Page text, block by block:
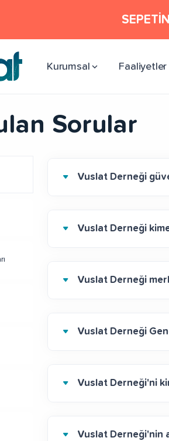
Kurumsal Faaliyetler
Sorular
Vuslat Derneği
Vuslat Derneği
Vuslat Derneği
Vuslat Derneği
Vuslat Derneği'ni
Vuslat Derneği'nin